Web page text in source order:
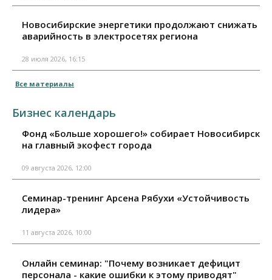
Новосибирские энергетики продолжают снижать
аварийность в электросетях региона
28 июля 2026, 16:15
Все материалы
Бизнес календарь
Фонд «Больше хорошего!» собирает Новосибирск
на главный экофест города
09 августа 2026, 12:00
Семинар-тренинг Арсена Рябухи «Устойчивость
лидера»
11 августа 2026, 10:00
Онлайн семинар: "Почему возникает дефицит
персонала - какие ошибки к этому приводят"